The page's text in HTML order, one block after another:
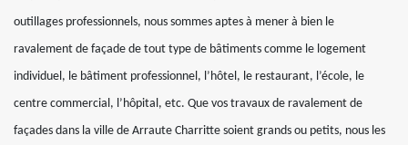
outillages professionnels, nous sommes aptes à mener à bien le
ravalement de façade de tout type de bâtiments comme le logement
individuel, le bâtiment professionnel, l’hôtel, le restaurant, l’école, le
centre commercial, l’hôpital, etc. Que vos travaux de ravalement de
façades dans la ville de Arraute Charritte soient grands ou petits, nous les